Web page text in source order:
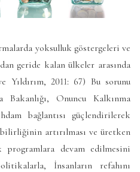
yoksulluk göstergeleri ve
geride kalan ülkeler arasında
Yıldırım, 2011: 67) Bu sorunu
Bakanlığı, Onuncu Kalkınma
bağlantısı güçlendirilerek
artırılması ve üretken
programlara devam edilmesini
İnsanların refahını